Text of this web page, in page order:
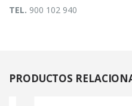
TEL. 900 102 940
PRODUCTOS